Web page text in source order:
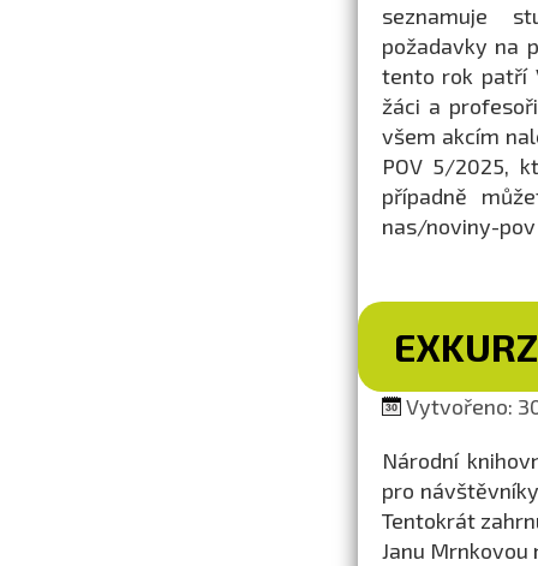
seznamuje
požadavky na
tento rok patří
žáci a
všem akcím
POV 5/2025,
případně
nas/noviny-pov
Vytvořeno:
Národní
pro
Tentokrát
Janu Mrnkovou